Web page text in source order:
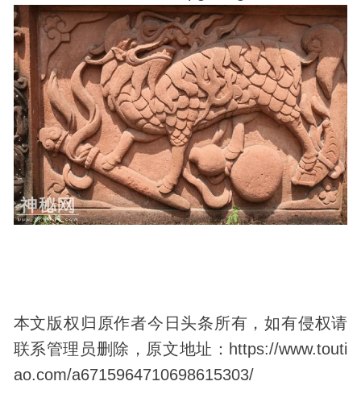
本文版权归原作者今日头条所有，如有侵权请
联系管理员删除，原文地址：https://www.touti
ao.com/a6715964710698615303/